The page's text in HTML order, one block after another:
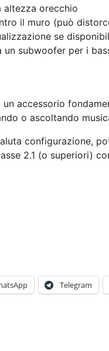
altezza orecchio
il muro (può
se
un subwoofer per i
un accessorio
o ascoltando
configurazione,
2.1 (o superiori)
Telegram